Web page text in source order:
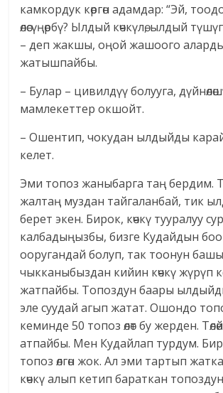
камкордук көргөн адамдар: “Эй,
өлөсүңөрбү? Ылдый көчкүлө, ылдый
– деп жакшы, оңой жашоого
жатышпайбы.
– Булар – цивилдүү болууга,
мамлекеттер окшойт.
– Ошентип, чокудан ылдыйды карай
келет.
Эми топоз жаныбарга таң бердим.
жалтаң муздан тайгаланбай, тик
берет экен. Бирок, көчкү тууралуу
калбадыңызбы, бизге Кудайдын
ооругандай болуп, так тоонун
чыкканыбыздан кийин көчкү жүрүп
жатпайбы. Топоздун баары
эле суудай агып жатат. Ошондо
кеминде 50 топоз өлөт бу жерден.
атпайбы. Мен Кудайлап турдум.
топоз өлгөн жок. Ал эми тартып
көчкү алып кетип бараткан